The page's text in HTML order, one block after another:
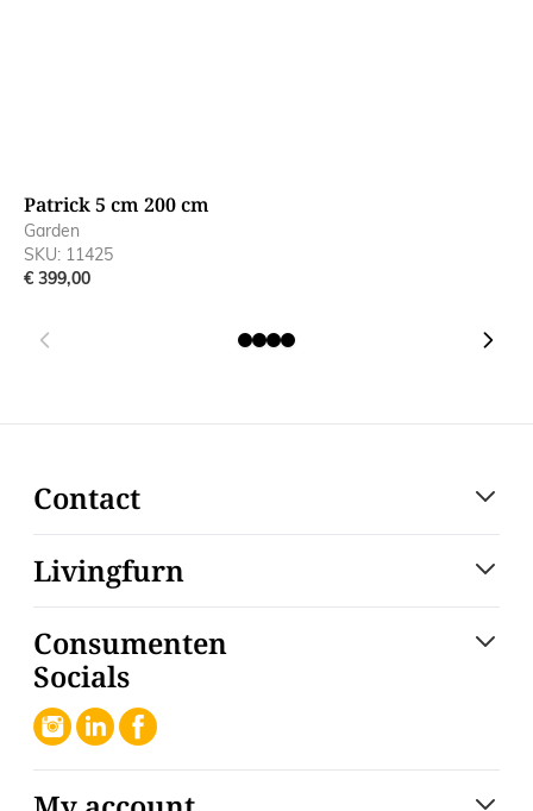
Patrick 5 cm 200 cm
Garden
SKU: 11425
€ 399,00
Contact
Livingfurn
Consumenten
Socials